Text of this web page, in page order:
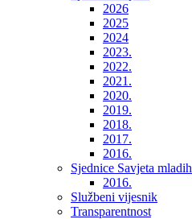
2026
2025
2024
2023.
2022.
2021.
2020.
2019.
2018.
2017.
2016.
Sjednice Savjeta mladih
2016.
Službeni vijesnik
Transparentnost